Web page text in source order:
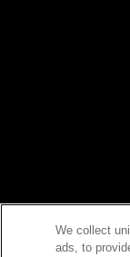
We collect
ads, to